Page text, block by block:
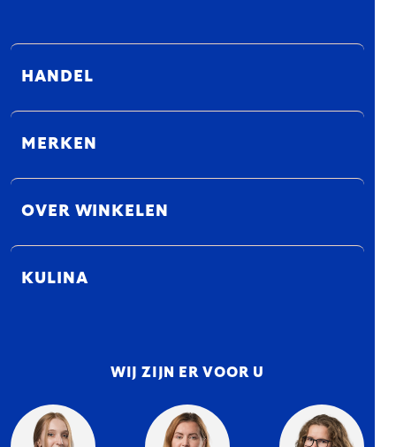
HANDEL
MERKEN
OVER WINKELEN
KULINA
WIJ ZIJN ER VOOR U